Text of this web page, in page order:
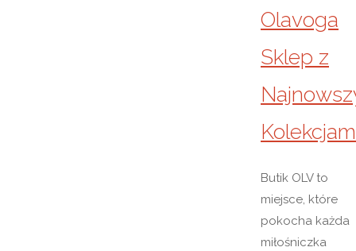
Olavoga
Sklep z
Butik OLV to
miejsce, które
pokocha każda
miłośniczka